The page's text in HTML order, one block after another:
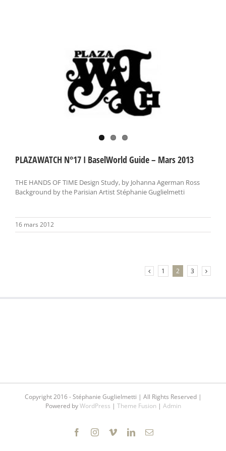
PLAZAWATCH N°17 I BaselWorld Guide – Mars 2013
THE HANDS OF TIME Design Study, by Johanna Agerman Ross
Background by the Parisian Artist Stéphanie Guglielmetti
16 mars 2012
1 2 3
Copyright 2016 - Stéphanie Guglielmetti | All Rights Reserved |
Powered byWordPress | Theme Fusion| Admin
FacebookInstagram
VimeoLinkedInEmail